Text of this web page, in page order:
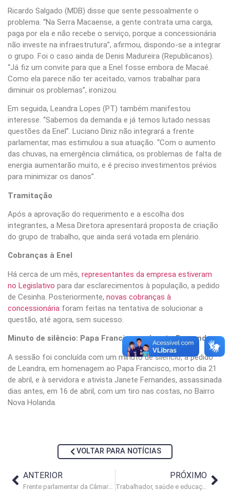
Ricardo Salgado (MDB) disse que sente pessoalmente o
problema. “Na Serra Macaense, a gente contrata uma carga,
paga por ela e não recebe o serviço, porque a concessionária
não investe na infraestrutura”, afirmou, dispondo-se a integrar
o grupo. Foi o caso ainda de Denis Madureira (Republicanos).
“Já fiz um convite para que a Enel fosse embora de Macaé.
Como ela parece não ter aceitado, vamos trabalhar para
diminuir os problemas”, ironizou.
Em seguida, Leandra Lopes (PT) também manifestou
interesse. “Sabemos da demanda e já temos lutado nessas
questões da Enel”. Luciano Diniz não integrará a frente
parlamentar, mas estimulou a sua atuação. “Com o aumento
das chuvas, na emergência climática, os problemas de falta de
energia aumentarão muito, e é preciso investimentos prévios
para minimizar os danos”.
Tramitação
Após a aprovação do requerimento e a escolha dos
integrantes, a Mesa Diretora apresentará proposta de criação
do grupo de trabalho, que ainda será votada em plenário.
Cobranças à Enel
Há cerca de um mês, representantes da empresa estiveram
no Legislativo para dar esclarecimentos à população, a pedido
de Cesinha. Posteriormente, novas cobranças à
concessionária foram feitas na tentativa de solucionar a
questão, até agora, sem sucesso.
Minuto de silêncio: Papa Francisco e Janete Fernandes
A sessão foi concluída com um minuto de silêncio, a pedido
de Leandra, em homenagem ao Papa Francisco, morto dia 21
de abril, e à servidora e ativista Janete Fernandes, assassinada
dias antes, em 16 de abril, com um tiro nas costas, no Bairro
Nova Holanda.
VOLTAR PARA NOTÍCIAS
ANTERIOR PRÓXIMO
Trabalhador, saúde e educação em debate no Legislativo